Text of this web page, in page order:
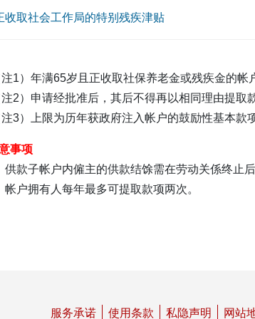
收取社会工作局的特别残疾津贴
注1）年满65岁且正收取社保养老金或残疾金的帐
注2）申请经批准后，其后不得再以相同理由提取
注3）上限为历年获政府注入帐户的鼓励性基本款
事项
款子帐户内僱主的供款结馀需在劳动关係终止后
户拥有人每年最多可提取款项两次。
服务承诺 使用条款 私隐声明 网站